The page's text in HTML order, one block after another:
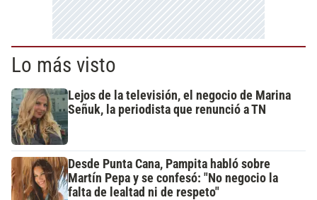
Lo más visto
Lejos de la televisión, el negocio de Marina
Señuk, la periodista que renunció a TN
Desde Punta Cana, Pampita habló sobre
Martín Pepa y se confesó: "No negocio la
falta de lealtad ni de respeto"